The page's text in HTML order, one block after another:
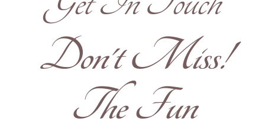
!Don't Miss
The Fun